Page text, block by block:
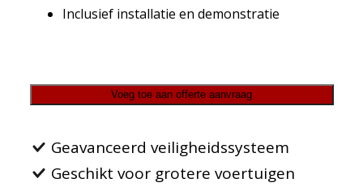
Inclusief installatie en demonstratie
Voeg toe aan offerte aanvraag
Geavanceerd veiligheidssysteem
Geschikt voor grotere voertuigen